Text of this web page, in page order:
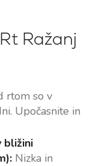
Ražanj
rtom so v
Upočasnite in
bližini
Nizka in